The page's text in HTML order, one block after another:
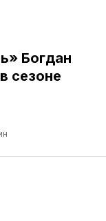
Богдан
сезоне